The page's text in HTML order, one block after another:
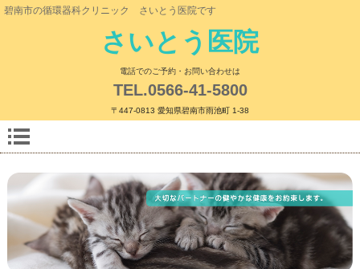
碧南市の循環器科クリニック さいとう医院です
さいとう医院
電話でのご予約・お問い合わせは
TEL.0566-41-5800
〒447-0813 愛知県碧南市雨池町 1-38